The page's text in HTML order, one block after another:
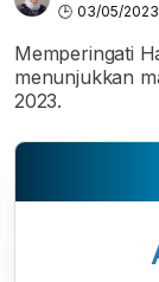
03/05/2023
Memperingati
menunjukkan
2023.